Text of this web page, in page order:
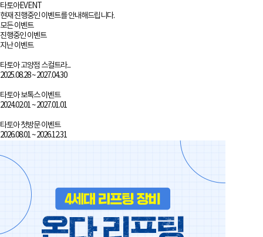
예약하기
상담문의
예약하기
자세히 보기
타토아EVENT
현재 진행중인 이벤트를 안내해드립니다.
모든 이벤트
진행중인 이벤트
지난 이벤트
타토아 고양점 스컬트라...
2025.08.28 ~ 2027.04.30
타토아 보톡스 이벤트
2024.02.01 ~ 2027.01.01
타토아 첫방문 이벤트
2026.08.01 ~ 2026.12.31